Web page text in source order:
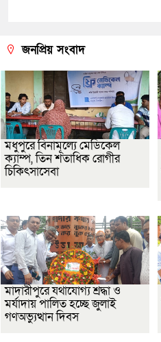
জনপ্রিয় সংবাদ
মধুপুরে বিনামূল্যে মেডিকেল
ক্যাম্প, তিন শতাধিক রোগীর
চিকিৎসাসেবা
মাদারীপুরে যথাযোগ্য শ্রদ্ধা ও
মর্যাদায় পালিত হচ্ছে জুলাই
গণঅভ্যুত্থান দিবস